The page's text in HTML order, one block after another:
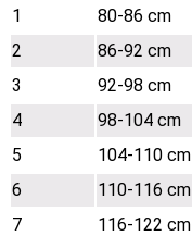
1
80-86 cm
2
86-92 cm
3
92-98 cm
4
98-104 cm
5
104-110 cm
6
110-116 cm
7
116-122 cm